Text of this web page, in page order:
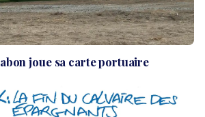
joue sa carte portuaire